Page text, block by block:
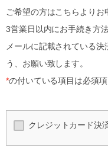
ご希望の方はこちらよりお
3営業日以内にお手続き方
メールに記載されている
う、お願い致します。
*の付いている項目は必須項
クレジットカード決